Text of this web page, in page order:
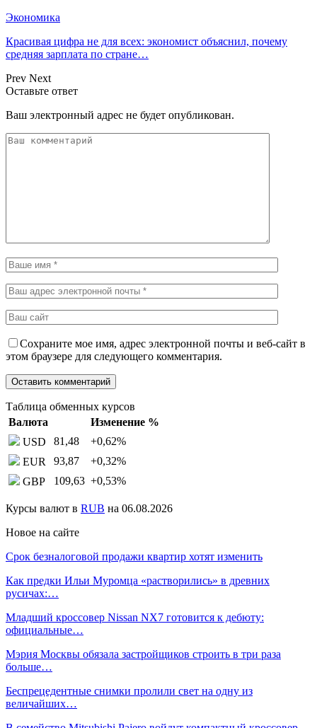
Экономика
Красивая цифра не для всех: экономист объяснил, почему
средняя зарплата по стране…
Prev Next
Оставьте ответ
Ваш электронный адрес не будет опубликован.
Сохраните мое имя, адрес электронной почты и веб-сайт в
этом браузере для следующего комментария.
Таблица обменных курсов
Валюта
Изменение %
USD
81,48 +0,62%
EUR
93,87 +0,32%
GBP
109,63 +0,53%
Курсы валют в RUB на 06.08.2026
Новое на сайте
Срок безналоговой продажи квартир хотят изменить
Как предки Ильи Муромца «растворились» в древних
русичах:…
Младший кроссовер Nissan NX7 готовится к дебюту:
официальные…
Мэрия Москвы обязала застройщиков строить в три раза
больше…
Беспрецедентные снимки пролили свет на одну из
величайших…